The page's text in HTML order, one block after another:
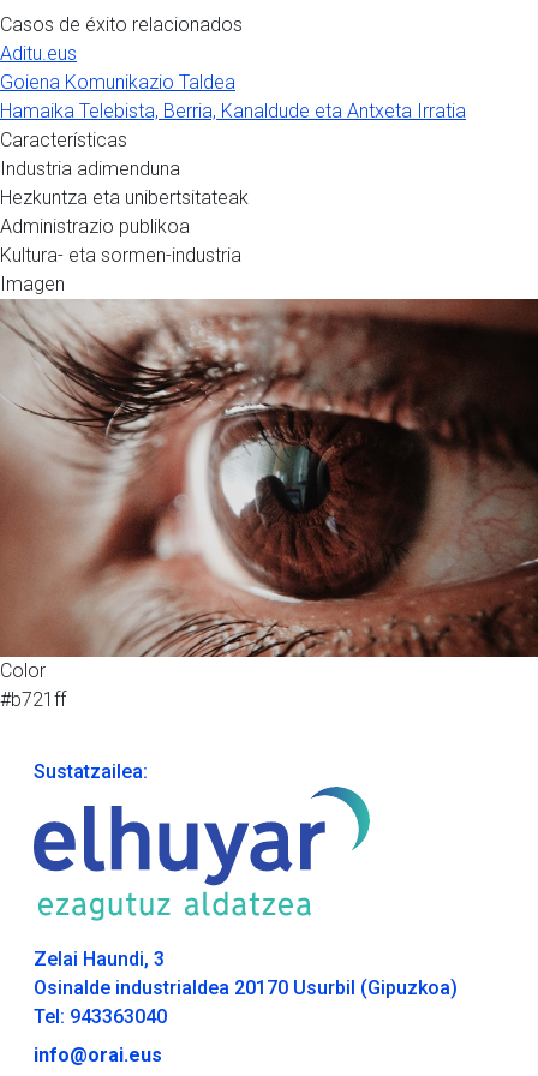
Casos de éxito relacionados
Aditu.eus
Goiena Komunikazio Taldea
Hamaika Telebista, Berria, Kanaldude eta Antxeta Irratia
Características
Industria adimenduna
Hezkuntza eta unibertsitateak
Administrazio publikoa
Kultura- eta sormen-industria
Imagen
Color
#b721ff
Sustatzailea:
Zelai Haundi, 3
Osinalde industrialdea 20170 Usurbil (Gipuzkoa)
Tel: 943363040
info@orai.eus